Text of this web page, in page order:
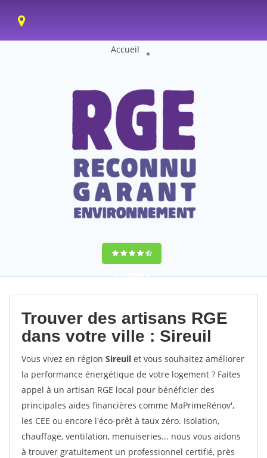
Accueil
9,5(100%) 0
votes
Trouver des artisans RGE
dans votre ville : Sireuil
Vous vivez en région Sireuil et vous souhaitez améliorer
la performance énergétique de votre logement ? Faites
appel à un artisan RGE local pour bénéficier des
principales aides financières comme MaPrimeRénov',
les CEE ou encore l'éco-prêt à taux zéro. Isolation,
chauffage, ventilation, menuiseries... nous vous aidons
à trouver gratuitement un professionnel certifié, près